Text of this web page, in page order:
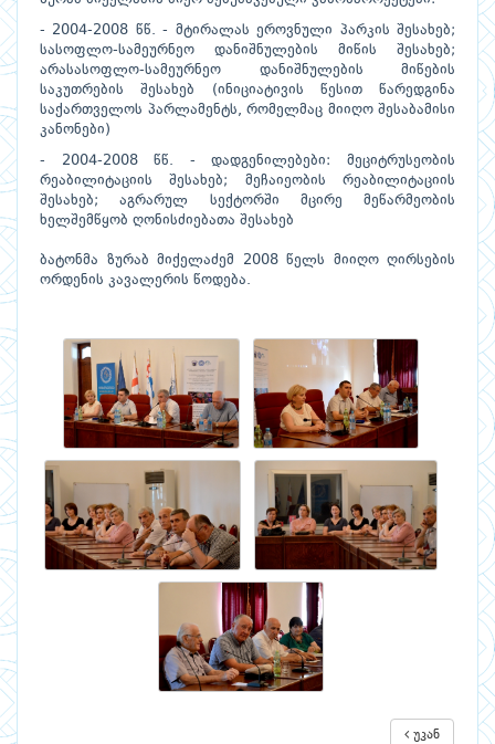
- 2004-2008 წწ. - მტირალას ეროვნული პარკის შესახებ;
სასოფლო-სამეურნეო დანიშნულების მიწის შესახებ;
არასასოფლო-სამეურნეო დანიშნულების მიწების
საკუთრების შესახებ (ინიციატივის წესით წარედგინა
საქართველოს პარლამენტს, რომელმაც მიიღო შესაბამისი
კანონები)
- 2004-2008 წწ. - დადგენილებები: მეციტრუსეობის
რეაბილიტაციის შესახებ; მეჩაიეობის რეაბილიტაციის
შესახებ; აგრარულ სექტორში მცირე მეწარმეობის
ხელშემწყობ ღონისძიებათა შესახებ
ბატონმა ზურაბ მიქელაძემ 2008 წელს მიიღო ღირსების
ორდენის კავალერის წოდება.
უკან